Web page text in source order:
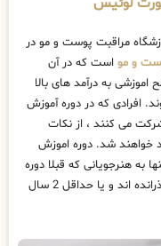
لوئیس
مراقبت پوست و مو در
و مو است که در آن
به درآمد های بالا
افرادی که در دوره آموزش
می کنند ، از نکات
خواهند شد. دوره اموزش
به هنرجویانی که قبلا دوره
را گذرانده اند و یا حداقل 2 سال